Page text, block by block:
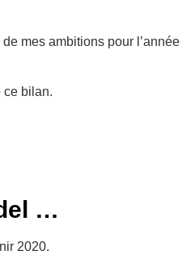
mes ambitions pour l’année
ce bilan.
…
2020.